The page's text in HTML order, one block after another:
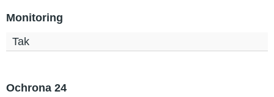
Monitoring
Tak
Ochrona 24